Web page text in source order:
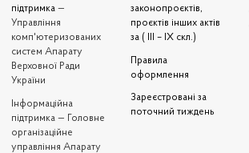
підтримка —
Управління
комп'ютеризованих
систем Апарату
Верховної Ради
України
Iнформаційна
підтримка — Головне
організаційне
управління Апарату
законопроєктів,
проєктів інших актів
за ( III – IX скл.)
Правила
оформлення
Зареєстровані за
поточний тиждень